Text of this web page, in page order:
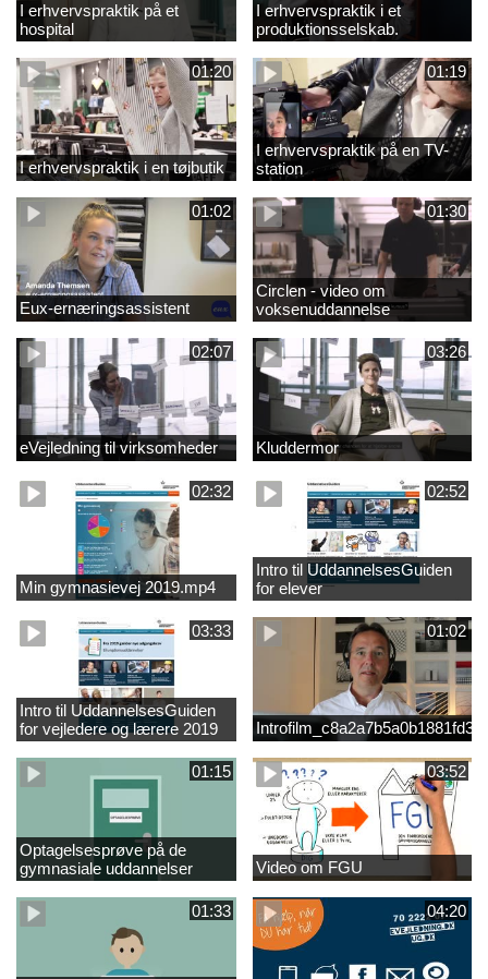
I erhvervspraktik på et
hospital
I erhvervspraktik i et
produktionsselskab.
01:20
I erhvervspraktik i en tøjbutik
01:19
I erhvervspraktik på en TV-
station
01:02
Eux-ernæringsassistent
01:30
Circlen - video om
voksenuddannelse
02:07
eVejledning til virksomheder
03:26
Kluddermor
02:32
Min gymnasievej 2019.mp4
02:52
Intro til UddannelsesGuiden
for elever
03:33
Intro til UddannelsesGuiden
for vejledere og lærere 2019
01:02
01:15
Optagelsesprøve på de
gymnasiale uddannelser
03:52
Video om FGU
01:33 04:20